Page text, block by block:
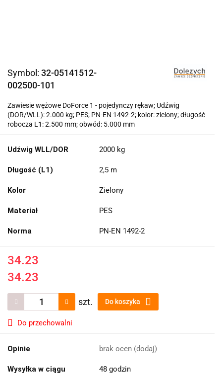
Symbol: 32-05141512-
002500-101
Zawiesie wężowe DoForce 1 - pojedynczy rękaw; Udźwig
(DOR/WLL): 2.000 kg; PES; PN-EN 1492-2; kolor: zielony; długość
robocza L1: 2.500 mm; obwód: 5.000 mm
Udźwig WLL/DOR 2000 kg
Długość (L1) 2,5 m
Kolor Zielony
Materiał PES
Norma PN-EN 1492-2
34.23
34.23
szt. Do koszyka
Do przechowalni
Opinie brak ocen (dodaj)
Wysyłka w ciągu 48 godzin